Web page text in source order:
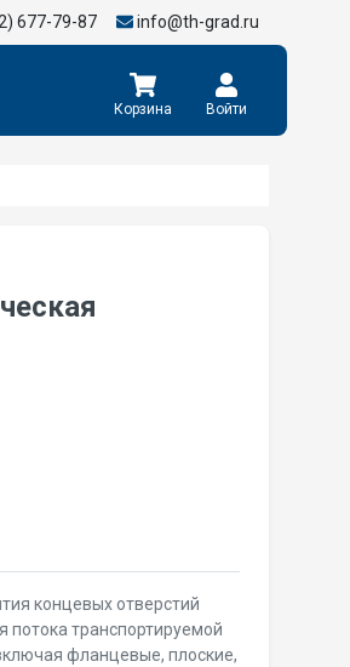
677-79-87 info@th-grad.ru
Корзина Войти
концевых отверстий
потока транспортируемой
фланцевые, плоские,